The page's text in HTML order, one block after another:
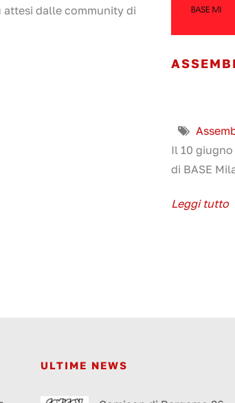
attesi dalle community di
Il 10
di BASE
Leggi tutto
ULTIME NEWS